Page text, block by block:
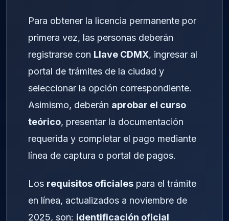
Para obtener la licencia permanente por
primera vez, las personas deberán
registrarse con Llave CDMX, ingresar al
portal de trámites de la ciudad y
seleccionar la opción correspondiente.
Asimismo, deberán aprobar el curso
teórico, presentar la documentación
requerida y completar el pago mediante
línea de captura o portal de pagos.
Los requisitos oficiales para el trámite
en línea, actualizados a noviembre de
2025, son: identificación oficial